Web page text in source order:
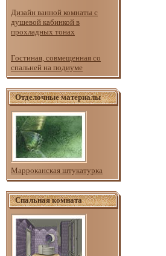
Дизайн ванной комнаты с
душевой кабинкой в
прохладных тонах
Гостиная, совмещенная со
спальней на подиуме
Отделочные материалы
Марроканская штукатурка
Спальная комната